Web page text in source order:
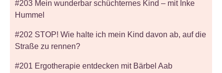
#203 Mein wunderbar schüchternes Kind – mit Inke
Hummel
#202 STOP! Wie halte ich mein Kind davon ab, auf die
Straße zu rennen?
#201 Ergotherapie entdecken mit Bärbel Aab